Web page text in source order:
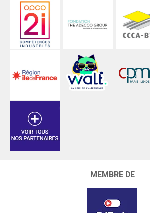
MEMBRE DE